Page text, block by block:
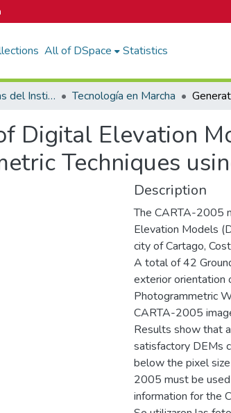
All of DSpace Statistics
Portal de Revistas del Instituto Tecnológico de Costa Rica Tecnología en Marcha
Digital Elevation
Techniques
Description
The CARTA-2005
Elevation Models
city of Cartago,
A total of 42
exterior orientation
Photogrammetric
CARTA-2005
Results show that
satisfactory DEMs
below the pixel
2005 must be
information for the